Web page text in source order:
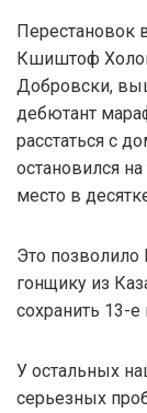
Перестановок
Кшиштоф
Добровски,
дебютант
расстаться с
остановился
место в
Это позволило
гонщику из
сохранить 13-е
У остальных
серьезных